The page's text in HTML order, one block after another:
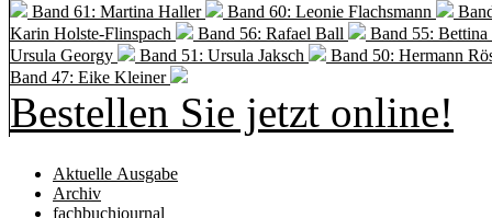
Band 61: Martina Haller
Band 60: Leonie Flachsmann
Karin Holste-Flinspach
Band 56: Rafael Ball
Band 55:
Ursula Georgy
Band 51: Ursula Jaksch Band 50: Hermann
Band 47: Eike Kleiner
Bestellen Sie jetzt online!
Aktuelle Ausgabe
Archiv
fachbuchjournal